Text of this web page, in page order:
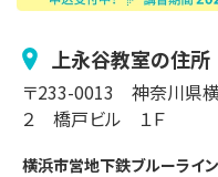
上永谷教室の住所
〒233-0013 神奈川県
２
橋戸ビル １Ｆ
横浜市営地下鉄ブルーライ